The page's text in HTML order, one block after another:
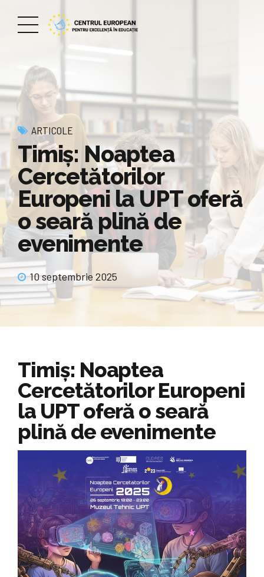
ARTICOLE
Timiș: Noaptea
Cercetătorilor
Europeni la UPT oferă
o seară plină de
evenimente
10 septembrie 2025
Timiș: Noaptea
Cercetătorilor Europeni
la UPT oferă o seară
plină de evenimente